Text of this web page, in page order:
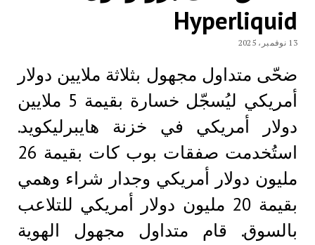
Hyperliquid
13 نوفمبر، 2025
ضحّى متداول مجهول بثلاثة ملايين دولار
أمريكي ليُسجّل خسارة بقيمة 5 ملايين
دولار أمريكي في خزنة هايبرليكويد.
استُخدمت صفقات بوب كات بقيمة 26
مليون دولار أمريكي وجدار شراء وهمي
بقيمة 20 مليون دولار أمريكي للتلاعب
بالسوق. قام متداول مجهول الهوية